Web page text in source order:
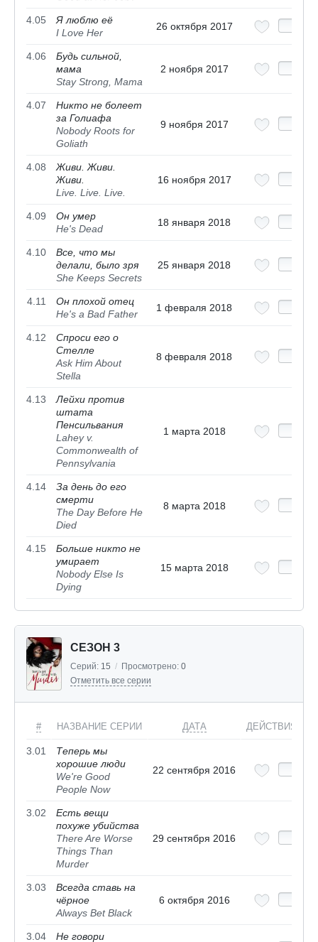
4.05
Я люблю её
I Love Her
26 октября 2017
4.06
Будь сильной,
мама
Stay Strong, Mama
2 ноября 2017
4.07
Никто не болеет
за Голиафа
Nobody Roots for
Goliath
9 ноября 2017
4.08
Живи. Живи.
Живи.
Live. Live. Live.
16 ноября 2017
4.09
Он умер
He's Dead
18 января 2018
4.10
Все, что мы
делали, было зря
She Keeps Secrets
25 января 2018
4.11
Он плохой отец
He's a Bad Father
1 февраля 2018
4.12
Спроси его о
Стелле
Ask Him About
Stella
8 февраля 2018
4.13
Лейхи против
штата
Пенсильвания
Lahey v.
Commonwealth of
Pennsylvania
1 марта 2018
4.14
За день до его
смерти
The Day Before He
Died
8 марта 2018
4.15
Больше никто не
умирает
Nobody Else Is
Dying
15 марта 2018
СЕЗОН 3
Серий: 15 / Просмотрено: 0
Отметить все серии
# НАЗВАНИЕ СЕРИИ ДАТА ДЕЙСТВИЯ
3.01
Теперь мы
хорошие люди
We're Good
People Now
22 сентября 2016
3.02
Есть вещи
похуже убийства
There Are Worse
Things Than
Murder
29 сентября 2016
3.03
Всегда ставь на
чёрное
Always Bet Black
6 октября 2016
3.04 Не говори